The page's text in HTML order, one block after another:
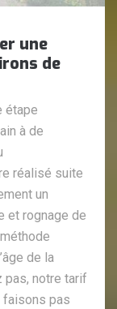
une
de
étape
à de
réalisé suite
un
et rognage de
de la
pas, notre tarif
faisons pas